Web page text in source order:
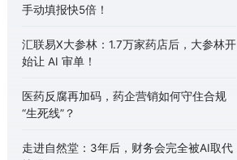
手动填报快5倍！
汇联易X大参林：1.7万家药店后，大参林开
始让 AI 审单！
医药反腐再加码，药企营销如何守住合规
“生死线”？
走进自然堂：3年后，财务会完全被AI取代